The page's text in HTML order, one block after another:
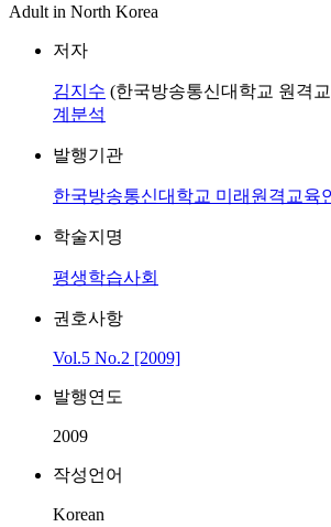
Adult in North Korea
저자
김지수 (한국방송통신대학교 원격
계분석
발행기관
한국방송통신대학교 미래원격교육
학술지명
평생학습사회
권호사항
Vol.5 No.2 [2009]
발행연도
2009
작성언어
Korean